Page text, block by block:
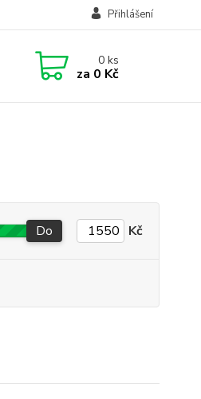
Přihlášení
0ks
za 0 Kč
Do Kč